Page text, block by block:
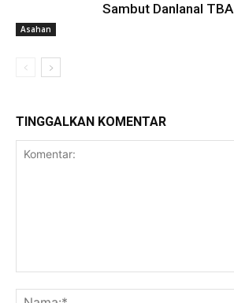
Asahan
Sambut Danlanal TBA
TINGGALKAN KOMENTAR